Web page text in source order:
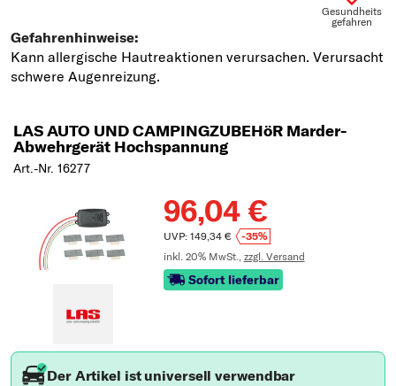
LAS AUTO UND CAMPINGZUBEHöR Marder-
Abwehrgerät Hochspannung
Art.-Nr. 16277
96,04 €
UVP: 149,34 €
-35%
inkl. 20% MwSt., zzgl. Versand
Sofort lieferbar
Der Artikel ist universell verwendbar